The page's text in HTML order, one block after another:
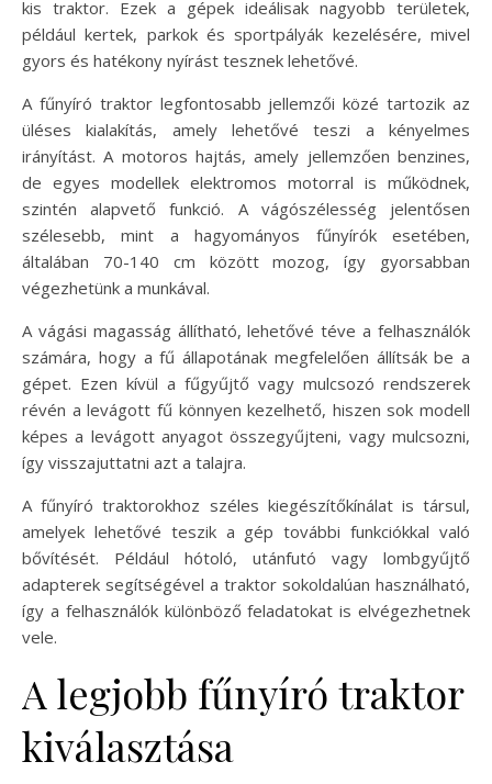
kis traktor. Ezek a gépek ideálisak nagyobb területek,
például kertek, parkok és sportpályák kezelésére, mivel
gyors és hatékony nyírást tesznek lehetővé.
A fűnyíró traktor legfontosabb jellemzői közé tartozik az
üléses kialakítás, amely lehetővé teszi a kényelmes
irányítást. A motoros hajtás, amely jellemzően benzines,
de egyes modellek elektromos motorral is működnek,
szintén alapvető funkció. A vágószélesség jelentősen
szélesebb, mint a hagyományos fűnyírók esetében,
általában 70-140 cm között mozog, így gyorsabban
végezhetünk a munkával.
A vágási magasság állítható, lehetővé téve a felhasználók
számára, hogy a fű állapotának megfelelően állítsák be a
gépet. Ezen kívül a fűgyűjtő vagy mulcsozó rendszerek
révén a levágott fű könnyen kezelhető, hiszen sok modell
képes a levágott anyagot összegyűjteni, vagy mulcsozni,
így visszajuttatni azt a talajra.
A fűnyíró traktorokhoz széles kiegészítőkínálat is társul,
amelyek lehetővé teszik a gép további funkciókkal való
bővítését. Például hótoló, utánfutó vagy lombgyűjtő
adapterek segítségével a traktor sokoldalúan használható,
így a felhasználók különböző feladatokat is elvégezhetnek
vele.
A legjobb fűnyíró traktor
kiválasztása